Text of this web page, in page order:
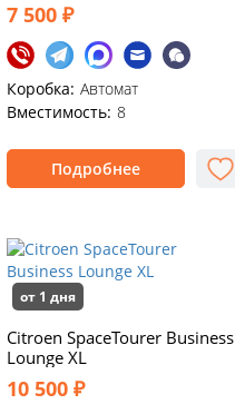
7 500 ₽
Коробка: Автомат
Вместимость: 8
Подробнее
от 1 дня
Citroen SpaceTourer Business
Lounge XL
10 500 ₽